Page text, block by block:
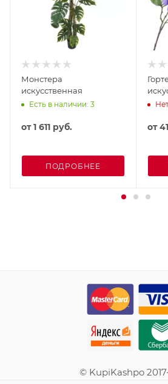
Монстера
искусственная
Есть в наличии: 3
от1 611 руб.
ПОДРОБНЕЕ
от
© KupiKashpo